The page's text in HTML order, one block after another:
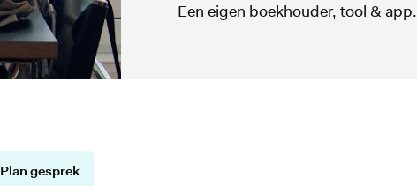
Een eigen boekhouder, tool & app.
Plan gesprek